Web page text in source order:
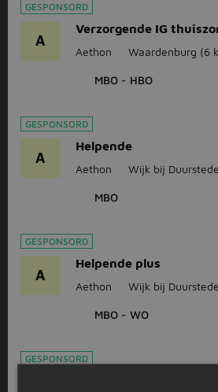
GESPONSORD
A
Verzorgende IG
Aethon Waardenburg (6
MBO - HBO
GESPONSORD
A
Helpende
Aethon Wijk bij Duurstede
MBO
GESPONSORD
A
Helpende plus
Aethon Wijk bij Duurstede
MBO - WO
GESPONSORD